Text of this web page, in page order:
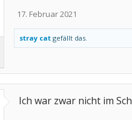
17. Februar 2021
stray cat gefällt das.
Ich war zwar nicht im